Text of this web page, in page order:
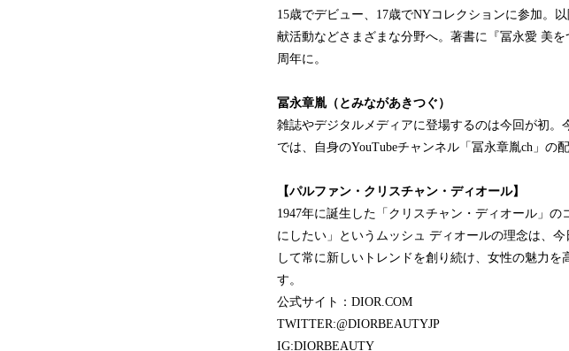
15歳でデビュー、17歳でNYコレクションに参加。
献活動などさまざまな分野へ。著書に『冨永愛 美
周年に。
冨永章胤（とみながあきつぐ）
雑誌やデジタルメディアに登場するのは今回が初
では、自身のYouTubeチャンネル「冨永章胤ch」の
【パルファン・クリスチャン・ディオール】
1947年に誕生した「クリスチャン・ディオール」
にしたい」というムッシュ ディオールの理念は、
して常に新しいトレンドを創り続け、女性の魅力
す。
公式サイト：DIOR.COM
TWITTER:@DIORBEAUTYJP
IG:DIORBEAUTY